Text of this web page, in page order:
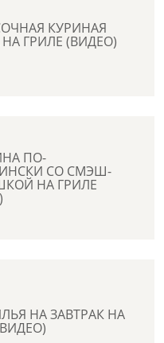
КУРИНАЯ
НА ГРИЛЕ (ВИДЕО)
ПО-
СО СМЭШ-
НА ГРИЛЕ
НА ЗАВТРАК НА